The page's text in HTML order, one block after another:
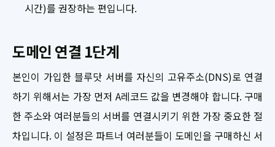
시간)를 권장하는 편입니다.
도메인 연결 1단계
본인이 가입한 블루닷 서버를 자신의 고유주소(DNS)로 연결
하기 위해서는 가장 먼저 A레코드 값을 변경해야 합니다. 구매
한 주소와 여러분들의 서버를 연결시키기 위한 가장 중요한 절
차입니다. 이 설정은 파트너 여러분들이 도메인을 구매하신 서